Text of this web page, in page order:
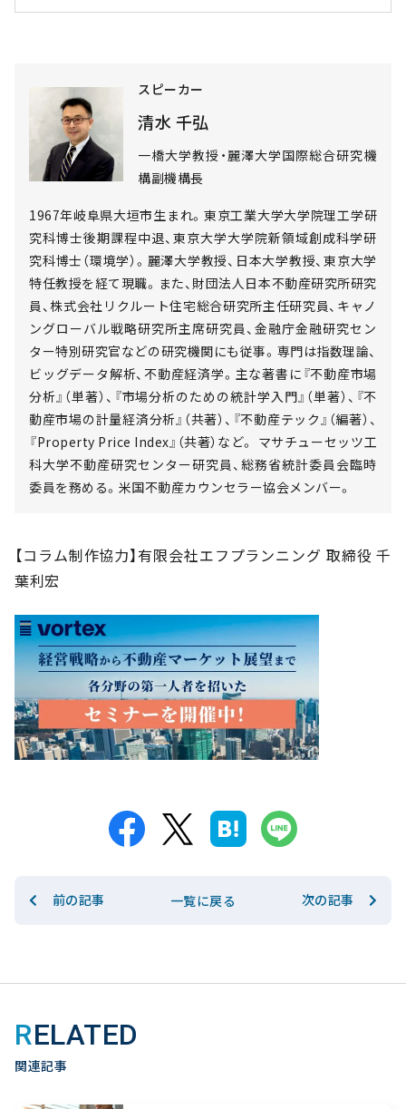
スピーカー
清水 千弘
一橋大学教授・麗澤大学国際総合研究機
構副機構長
1967年岐阜県大垣市生まれ。東京工業大学大学院理工学研
究科博士後期課程中退、東京大学大学院新領域創成科学研
究科博士（環境学）。麗澤大学教授、日本大学教授、東京大学
特任教授を経て現職。また、財団法人日本不動産研究所研究
員、株式会社リクルート住宅総合研究所主任研究員、キャノ
ングローバル戦略研究所主席研究員、金融庁金融研究セン
ター特別研究官などの研究機関にも従事。専門は指数理論、
ビッグデータ解析、不動産経済学。主な著書に『不動産市場
分析』（単著）、『市場分析のための統計学入門』（単著）、『不
動産市場の計量経済分析』（共著）、『不動産テック』（編著）、
『Property Price Index』（共著）など。 マサチューセッツ工
科大学不動産研究センター研究員、総務省統計委員会臨時
委員を務める。米国不動産カウンセラー協会メンバー。
【コラム制作協力】有限会社エフプランニング 取締役 千
葉利宏
前の記事 一覧に戻る 次の記事
RELATED
関連記事